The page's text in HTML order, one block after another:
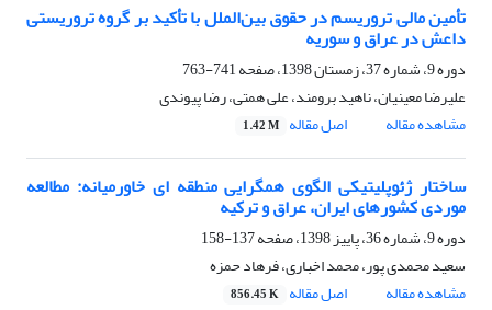
تأمین مالی تروریسم در حقوق بین‌الملل با تأکید بر گروه تروریستی
داعش در عراق و سوریه
دوره 9، شماره 37، زمستان 1398، صفحه
741-763
علیرضا معینیان، ناهید برومند، علی همتی، رضا پیوندی
مشاهده مقاله
اصل مقاله 1.42 M
ساختار ژئوپلیتیکی الگوی همگرایی منطقه ای خاورمیانه: مطالعه
موردی کشورهای ایران، عراق و ترکیه
دوره 9، شماره 36، پاییز 1398، صفحه
137-158
سعید محمدی پور، محمد اخباری، فرهاد حمزه
مشاهده مقاله
اصل مقاله 856.45 K